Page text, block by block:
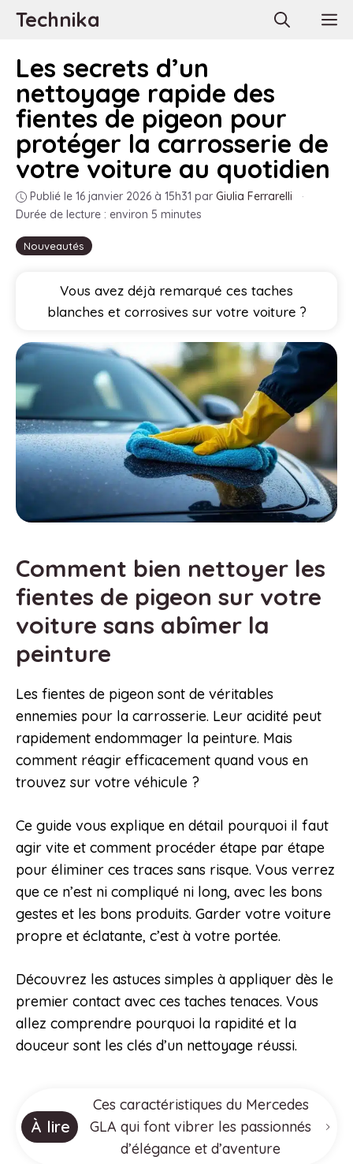
AllerTechnika
Nouveautés
Les secrets d’un
nettoyage rapide des
fientes de pigeon pour
protéger la carrosserie de
votre voiture au quotidien
Publié le 16 janvier 2026 à 15h31 par Giulia Ferrarelli
·
Durée de lecture : environ 5 minutes
Vous avez déjà remarqué ces taches
blanches et corrosives sur votre voiture ?
Comment bien nettoyer les
fientes de pigeon sur votre
voiture sans abîmer la
peinture
Les fientes de pigeon sont de véritables
ennemies pour la carrosserie. Leur acidité peut
rapidement endommager la peinture. Mais
comment réagir efficacement quand vous en
trouvez sur votre véhicule ?
Ce guide vous explique en détail pourquoi il faut
agir vite et comment procéder étape par étape
pour éliminer ces traces sans risque. Vous verrez
que ce n’est ni compliqué ni long, avec les bons
gestes et les bons produits. Garder votre voiture
propre et éclatante, c’est à votre portée.
Découvrez les astuces simples à appliquer dès le
premier contact avec ces taches tenaces. Vous
allez comprendre pourquoi la rapidité et la
douceur sont les clés d’un nettoyage réussi.
À lire
Ces caractéristiques du Mercedes
GLA qui font vibrer les passionnés
d’élégance et d’aventure